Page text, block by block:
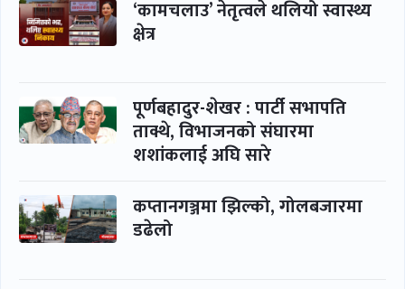
‘कामचलाउ’ नेतृत्वले थलियो स्वास्थ्य
क्षेत्र
पूर्णबहादुर-शेखर : पार्टी सभापति
ताक्थे, विभाजनको संघारमा
शशांकलाई अघि सारे
कप्तानगञ्जमा झिल्को, गोलबजारमा
डढेलो